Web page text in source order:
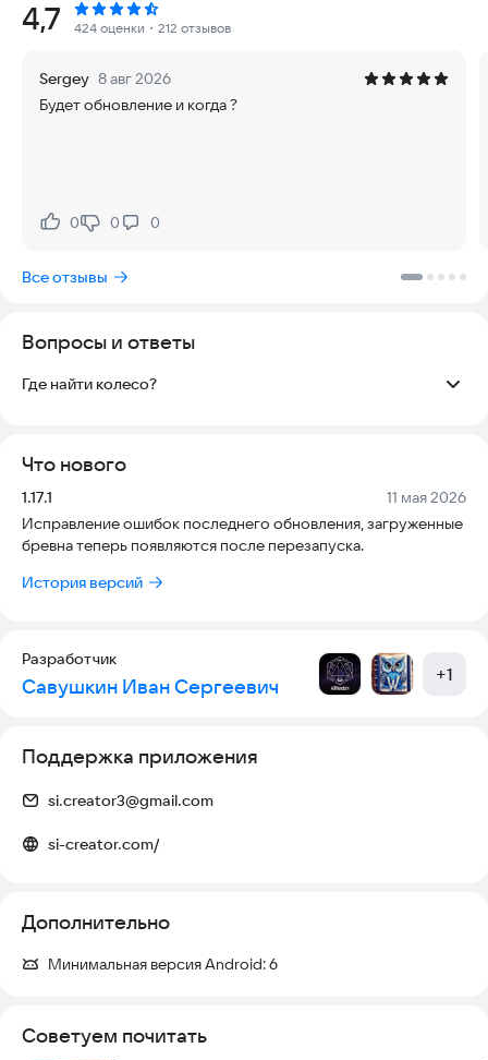
🚜 Освойте 4 вида работ: развозка почты, сбор мусора,
рубка дров и их доставка. Каждая работа приносит доход и
🚗 Управляйте транспортом: выберите один из 4 видов
техники, чтобы выполнять задания быстрее и эффективнее.
Стройте и улучшайте свой дом.
Собирайте урожай и выполняйте заказы.
продаже.
строительство дома, выращивание овощей, работа в
ночи, 3D игра, жизнь в деревне.
Рейтинг:
4,7 424 оценки ・212 отзывов
Sergey 8 авг 2026
Будет обновление и когда ?
Нравится:
0Не нравится:
0 0
Все отзывы
Вопросы и ответы
Где найти колесо?
найти.
Что нового
Версия:
1.17.1 Дата:
11 мая 2026
Исправление ошибок последнего обновления, загруженные
бревна теперь появляются после перезапуска.
История версий
Разработчик
Савушкин Иван Сергеевич +1
Поддержка приложения
si.creator3@gmail.com
si-creator.com/
Дополнительно
Минимальная версия Android:6
Советуем почитать